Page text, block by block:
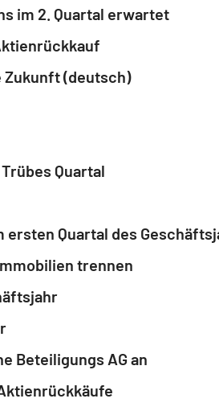
im 2. Quartal erwartet
Zukunft (deutsch)
Quartal
trennen
Beteiligungs AG an